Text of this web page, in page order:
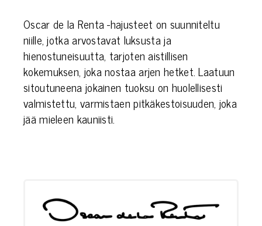
Oscar de la Renta -hajusteet on suunniteltu
niille, jotka arvostavat luksusta ja
hienostuneisuutta, tarjoten aistillisen
kokemuksen, joka nostaa arjen hetket. Laatuun
sitoutuneena jokainen tuoksu on huolellisesti
valmistettu, varmistaen pitkäkestoisuuden, joka
jää mieleen kauniisti.